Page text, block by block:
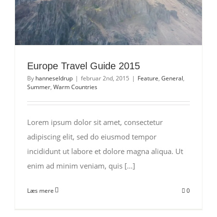
Europe Travel Guide 2015
By hanneseldrup | februar 2nd, 2015 | Feature, General,
Summer, Warm Countries
Lorem ipsum dolor sit amet, consectetur
adipiscing elit, sed do eiusmod tempor
incididunt ut labore et dolore magna aliqua. Ut
enim ad minim veniam, quis [...]
Læs mere 0